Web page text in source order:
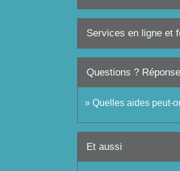
Services en ligne et
Questions ?
Quelles aides peut-
Et aussi